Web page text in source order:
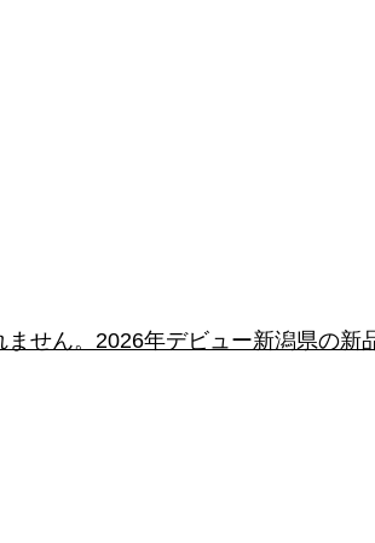
せん。2026年デビュー新潟県の新